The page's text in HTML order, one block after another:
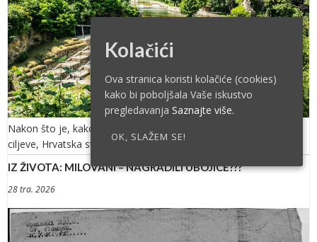
Nakon što je, kako se voli reći, ispunila sve strateške političke
ciljeve, Hrvatska stoji pred pitanjem: što i kamo dalje? […]
IZ ŽIVOTA: MILOVANI – NAGRADILI UBOJICE???
28 tra. 2026
Kolačići
Ova stranica koristi kolačiće (cookies)
kako bi poboljšala Vaše iskustvo
pregledavanja Saznajte više.
OK, SLAŽEM SE!